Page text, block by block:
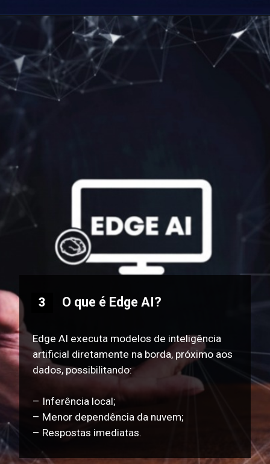
O que é Edge AI?
Edge AI executa modelos de inteligência
artificial diretamente na borda, próximo aos
dados, possibilitando:
– Inferência local;
– Menor dependência da nuvem;
– Respostas imediatas.
3